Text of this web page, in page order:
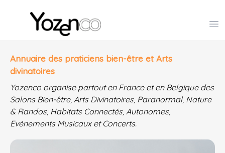
Yozenco - Organisateur de Salons, Evénements et
Annuaire des praticiens bien-être et Arts
divinatoires
Yozenco organise partout en France et en Belgique des
Salons Bien-être, Arts Divinatoires, Paranormal, Nature
& Randos, Habitats Connectés, Autonomes,
Evénements Musicaux et Concerts.